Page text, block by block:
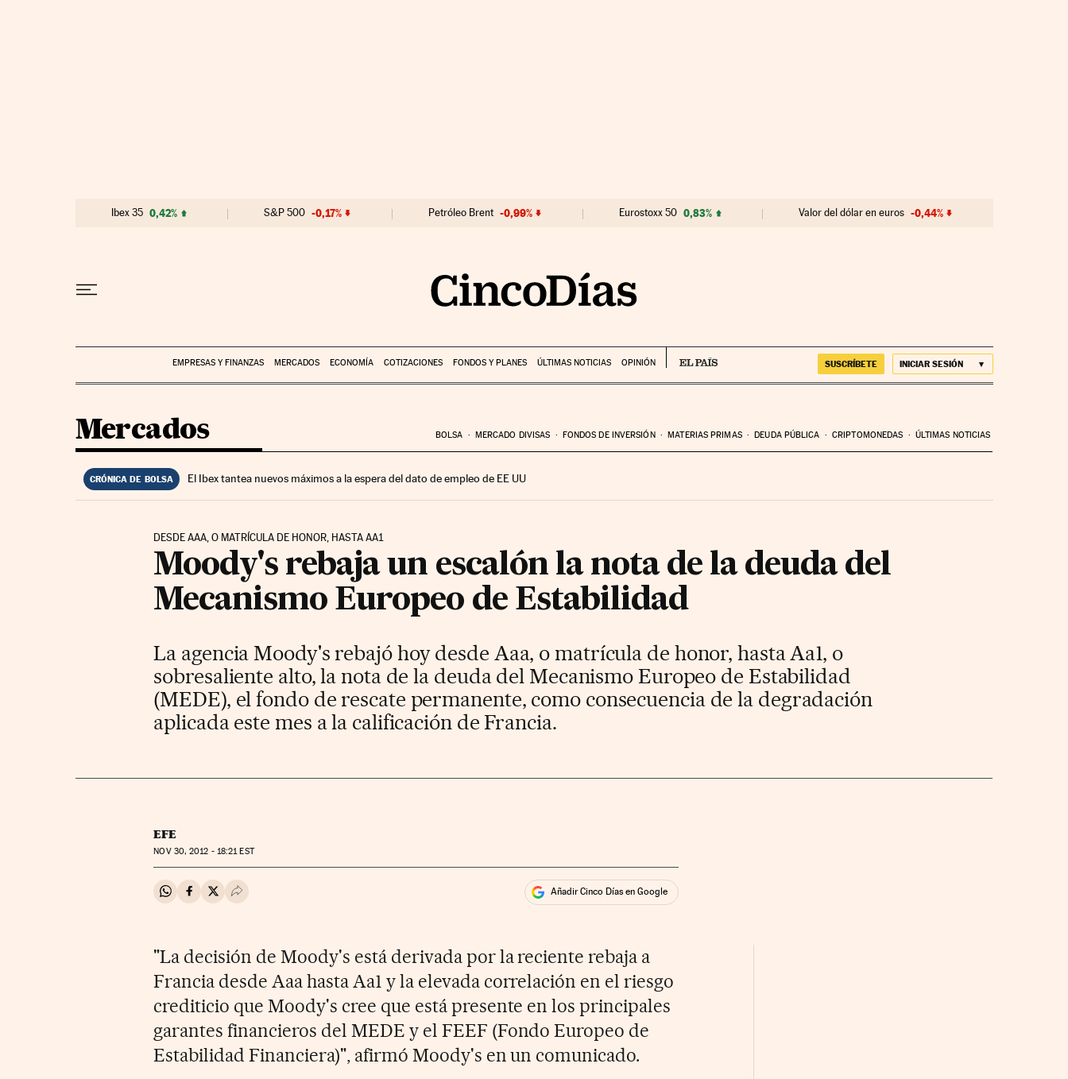
Ibex 35 0,42% S&P 500 -0,17% Petróleo Brent -0,99% Eurostoxx 50 0,83% Valor del dólar en euros -0,44%
EMPRESAS Y FINANZAS MERCADOS ECONOMÍA COTIZACIONES FONDOS Y PLANES ÚLTIMAS NOTICIAS OPINIÓN SUSCRÍBETE INICIAR SESIÓN
Mercados BOLSA MERCADO DIVISAS FONDOS DE INVERSIÓN MATERIAS PRIMAS DEUDA PÚBLICA CRIPTOMONEDAS ÚLTIMAS NOTICIAS
CRÓNICA DE BOLSA El Ibex tantea nuevos máximos a la espera del dato de empleo de EE UU
DESDE AAA, O MATRÍCULA DE HONOR, HASTA AA1
Moody's rebaja un escalón la nota de la deuda del
Mecanismo Europeo de Estabilidad
La agencia Moody's rebajó hoy desde Aaa, o matrícula de honor, hasta Aa1, o
sobresaliente alto, la nota de la deuda del Mecanismo Europeo de Estabilidad
(MEDE), el fondo de rescate permanente, como consecuencia de la degradación
aplicada este mes a la calificación de Francia.
EFE
NOV30, 2012 - 18:21 EST
Compartir en Whatsapp
Compartir en Facebook
Compartir en Twitter
Desplegar Redes Sociales Añadir Cinco Días en Google
"La decisión de Moody's está derivada por la reciente rebaja a
Francia desde Aaa hasta Aa1 y la elevada correlación en el riesgo
crediticio que Moody's cree que está presente en los principales
garantes financieros del MEDE y el FEEF (Fondo Europeo de
Estabilidad Financiera)", afirmó Moody's en un comunicado.